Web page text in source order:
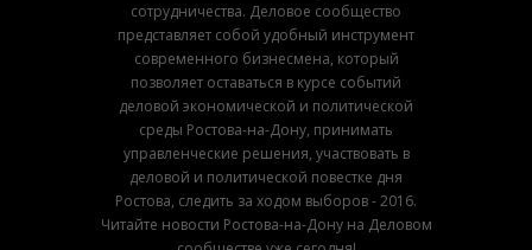
сотрудничества. Деловое сообщество
представляет собой удобный инструмент
современного бизнесмена, который
позволяет оставаться в курсе событий
деловой экономической и политической
среды Ростова-на-Дону, принимать
управленческие решения, участвовать в
деловой и политической повестке дня
Ростова, следить за ходом выборов - 2016.
Читайте новости Ростова-на-Дону на Деловом